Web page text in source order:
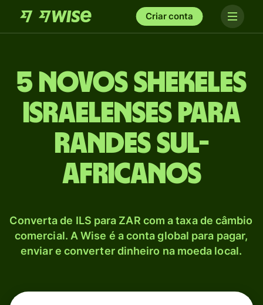
Criar conta
5 Novos shekeles
israelenses para
Randes sul-
africanos
Converta de ILS para ZAR com a taxa de câmbio
comercial. A Wise é a conta global para pagar,
enviar e converter dinheiro na moeda local.